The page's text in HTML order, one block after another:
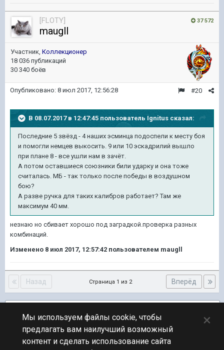
37 572
[FLOTY]
maugll
Участник, Коллекционер
18 036 публикаций
30 340 боёв
#20
Опубликовано: 8 июл 2017, 12:56:28
В 08.07.2017 в 12:47:45 пользователь Ignitus сказал:
Последние 5 звёзд - 4 наших эсминца подоспели к месту боя
и помогли немцев выкосить. 9 или 10 эскадрилий вышло
при плане 8 - все ушли нам в зачёт.
А потом оставшиеся союзники били ударку и она тоже
считалась. МБ - так только после победы в воздушном
бою?
А разве ручка для таких калибров работает? Там же
максимум 40 мм.
незнаю но сбивает хорошо под заградкой.проверка разных
комбинаций.
Изменено 8 июл 2017, 12:57:42 пользователем maugll
Назад Вперёд
Страница 1 из 2
ПЕРЕЙТИ К СПИСКУ ТЕМ
Обсуждение Мира Кораблей
Мы используем файлы cookie, чтобы
предлагать вам наилучший возможный
контент и сделать использование сайта
×